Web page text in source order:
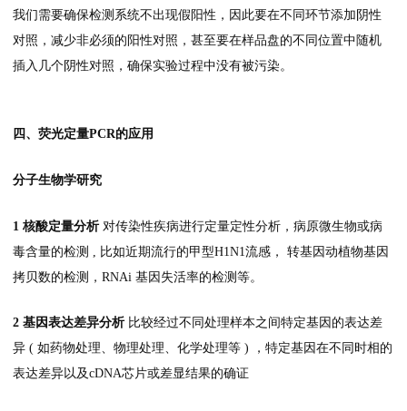
我们需要确保检测系统不出现假阳性，因此要在不同环节添加阴性
对照，减少非必须的阳性对照，甚至要在样品盘的不同位置中随机
插入几个阴性对照，确保实验过程中没有被污染。
四、荧光定量PCR的应用
分子生物学研究
1 核酸定量分析 对传染性疾病进行定量定性分析，病原微生物或病
毒含量的检测 , 比如近期流行的甲型H1N1流感， 转基因动植物基因
拷贝数的检测，RNAi 基因失活率的检测等。
2 基因表达差异分析比较经过不同处理样本之间特定基因的表达差
异 ( 如药物处理、物理处理、化学处理等 ) ，特定基因在不同时相的
表达差异以及cDNA芯片或差显结果的确证